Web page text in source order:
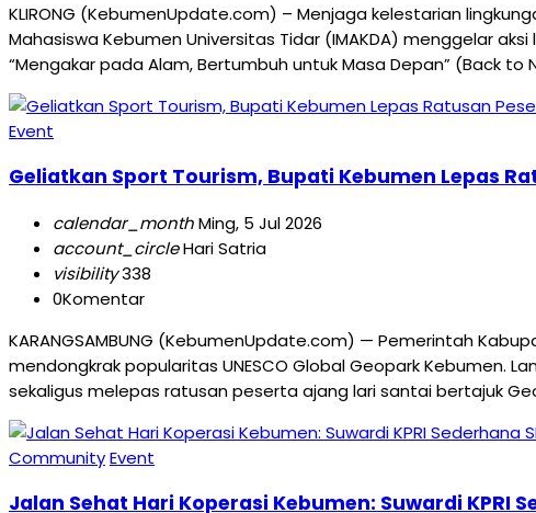
KLIRONG (KebumenUpdate.com) – Menjaga kelestarian
Mahasiswa Kebumen Universitas Tidar (IMAKDA) menggelar
“Mengakar pada Alam, Bertumbuh untuk Masa Depan” (Back
Event
Geliatkan Sport Tourism, Bupati Kebumen Lepas
calendar_monthMing, 5 Jul 2026
account_circleHari Satria
visibility338
0Komentar
KARANGSAMBUNG (KebumenUpdate.com) — Pemerintah
mendongkrak popularitas UNESCO Global Geopark Kebumen.
sekaligus melepas ratusan peserta ajang lari santai bertajuk
CommunityEvent
Jalan Sehat Hari Koperasi Kebumen: Suwardi KPRI